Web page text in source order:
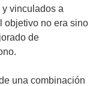
vinculados a
objetivo no era sino
de
una combinación